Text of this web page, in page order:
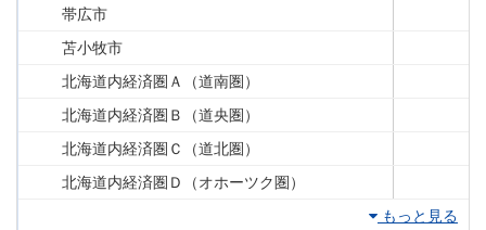
帯広市
苫小牧市
北海道内経済圏Ａ（道南圏）
北海道内経済圏Ｂ（道央圏）
北海道内経済圏Ｃ（道北圏）
北海道内経済圏Ｄ（オホーツク圏）
もっと見る